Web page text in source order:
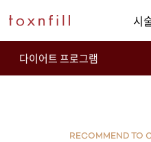
시
RECOMMEND TO